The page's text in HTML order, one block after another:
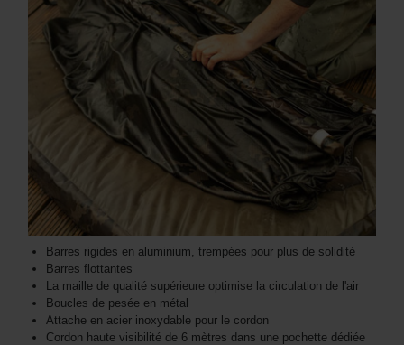
Barres rigides en aluminium, trempées pour plus de solidité
Barres flottantes
La maille de qualité supérieure optimise la circulation de l'air
Boucles de pesée en métal
Attache en acier inoxydable pour le cordon
Cordon haute visibilité de 6 mètres dans une pochette dédiée